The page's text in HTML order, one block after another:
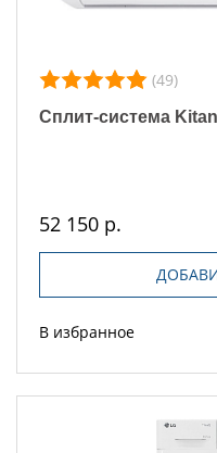
(49)
Сплит-система
52 150 р.
В избранное